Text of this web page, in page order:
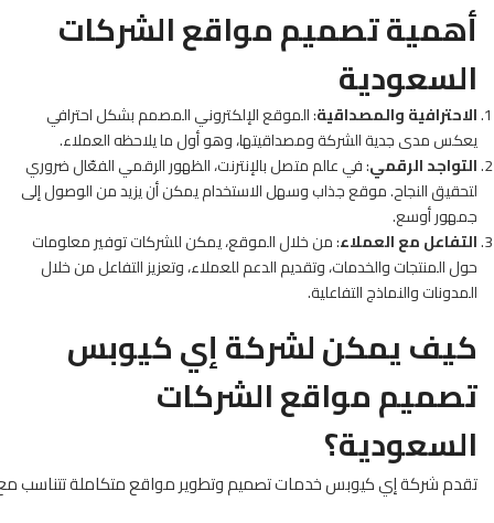
أهمية تصميم مواقع الشركات
السعودية
الاحترافية والمصداقية: الموقع الإلكتروني المصمم بشكل احترافي
يعكس مدى جدية الشركة ومصداقيتها، وهو أول ما يلاحظه العملاء.
التواجد الرقمي: في عالم متصل بالإنترنت، الظهور الرقمي الفعّال ضروري
لتحقيق النجاح. موقع جذاب وسهل الاستخدام يمكن أن يزيد من الوصول إلى
جمهور أوسع.
التفاعل مع العملاء: من خلال الموقع، يمكن للشركات توفير معلومات
حول المنتجات والخدمات، وتقديم الدعم للعملاء، وتعزيز التفاعل من خلال
المدونات والنماذج التفاعلية.
كيف يمكن لشركة إي كيوبس
تصميم مواقع الشركات
السعودية؟
تقدم شركة إي كيوبس خدمات تصميم وتطوير مواقع متكاملة تتناسب مع